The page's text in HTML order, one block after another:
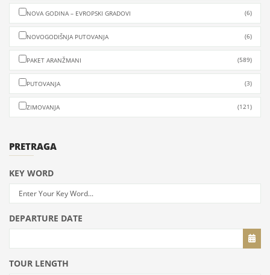
NOVA GODINA – EVROPSKI GRADOVI (6)
NOVOGODIŠNJA PUTOVANJA (6)
PAKET ARANŽMANI (589)
PUTOVANJA (3)
ZIMOVANJA (121)
PRETRAGA
KEY WORD
DEPARTURE DATE
TOUR LENGTH